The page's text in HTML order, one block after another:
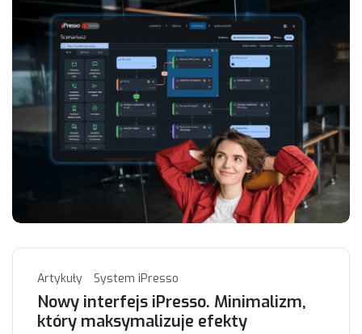
Artykuły System iPresso
Nowy interfejs iPresso. Minimalizm,
który maksymalizuje efekty